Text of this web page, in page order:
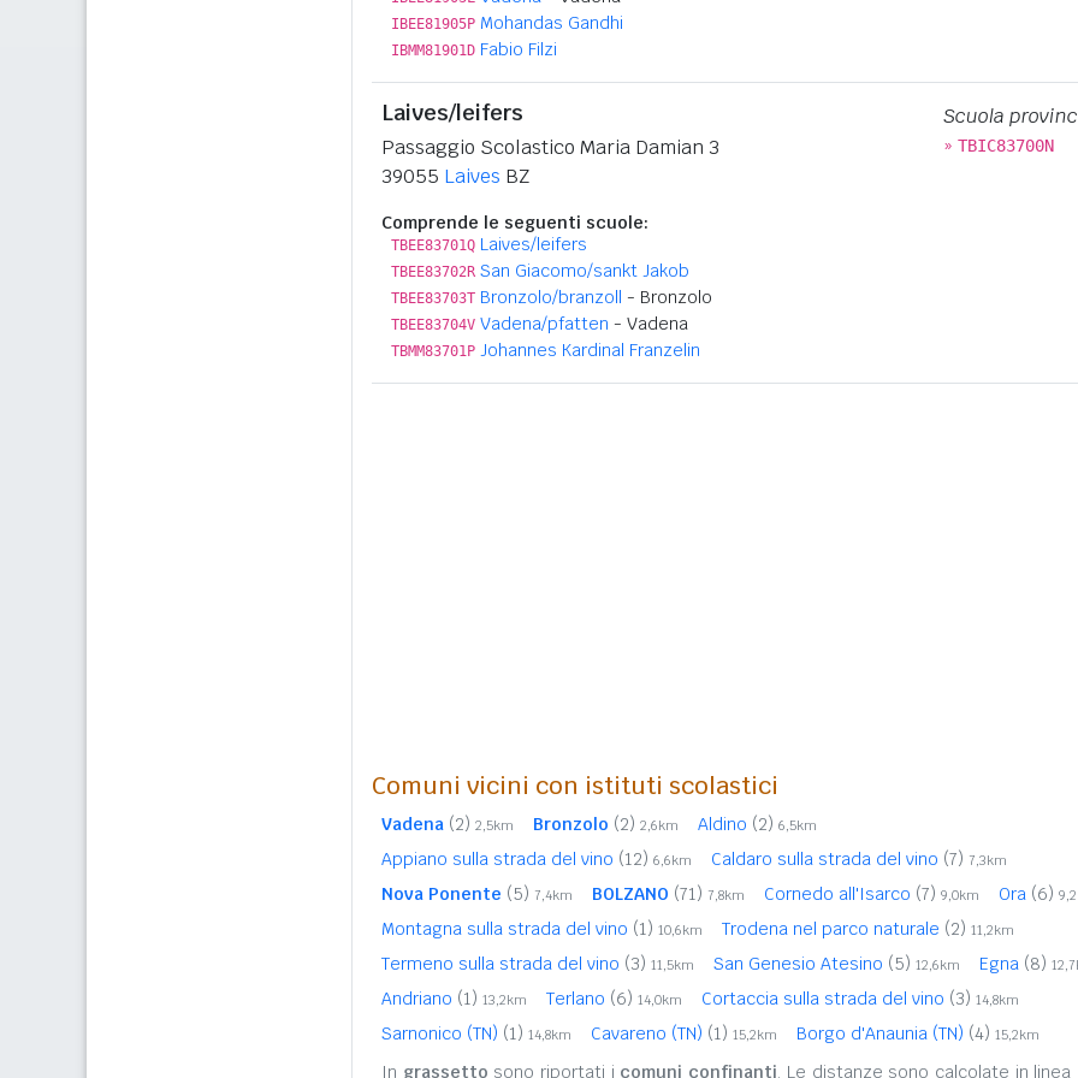
IBEE81905P Mohandas Gandhi
IBMM81901D Fabio Filzi
Laives/leifers
Passaggio Scolastico Maria Damian 3
39055 Laives BZ
Comprende le seguenti scuole:
TBEE83701Q Laives/leifers
TBEE83702R San Giacomo/sankt Jakob
TBEE83703T Bronzolo/branzoll - Bronzolo
TBEE83704V Vadena/pfatten - Vadena
TBMM83701P Johannes Kardinal Franzelin
Scuola
» TBIC83700N
Comuni vicini con istituti scolastici
Vadena (2) 2,5km Bronzolo (2) 2,6km Aldino (2) 6,5km
Appiano sulla strada del vino (12) 6,6km Caldaro sulla strada del vino (7) 7,3km
Nova Ponente (5) 7,4km BOLZANO (71) 7,8km Cornedo all'Isarco (7) 9,0km Ora (6)
Montagna sulla strada del vino (1) 10,6km Trodena nel parco naturale (2) 11,2km
Termeno sulla strada del vino (3) 11,5km San Genesio Atesino (5) 12,6km Egna (8)
Andriano (1) 13,2km Terlano (6) 14,0km Cortaccia sulla strada del vino (3) 14,8km
Sarnonico (TN) (1) 14,8km Cavareno (TN) (1) 15,2km Borgo d'Anaunia (TN) (4) 15,2km
In grassetto sono riportati i comuni confinanti. Le distanze sono calcolate in linea